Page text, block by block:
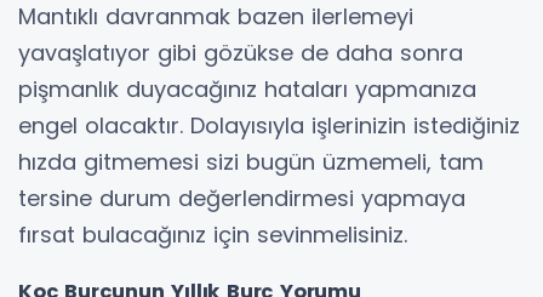
Mantıklı davranmak bazen ilerlemeyi
yavaşlatıyor gibi gözükse de daha sonra
pişmanlık duyacağınız hataları yapmanıza
engel olacaktır. Dolayısıyla işlerinizin istediğiniz
hızda gitmemesi sizi bugün üzmemeli, tam
tersine durum değerlendirmesi yapmaya
fırsat bulacağınız için sevinmelisiniz.